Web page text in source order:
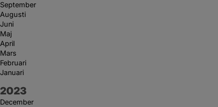
September
Augusti
Juni
Maj
April
Mars
Februari
Januari
År:
2023
December